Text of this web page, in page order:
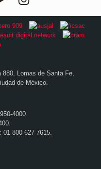
880, Lomas de Santa Fe,
de México.
4000
01 800 627-7615.